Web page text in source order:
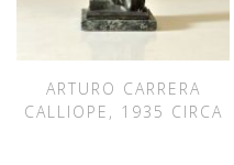
ARTURO CARRERA
CALLIOPE, 1935 CIRCA